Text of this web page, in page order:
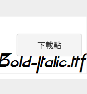
下載點